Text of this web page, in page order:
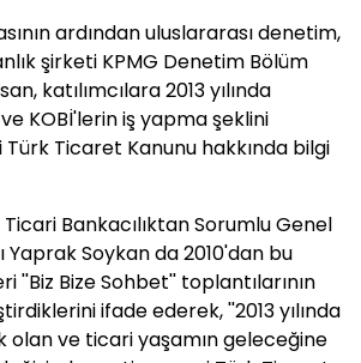
ardından uluslararası denetim,
şirketi KPMG Denetim Bölüm
katılımcılara 2013 yılında
KOBİ'lerin iş yapma şeklini
Ticaret Kanunu hakkında bilgi
Bankacılıktan Sorumlu Genel
Yaprak Soykan da 2010'dan bu
''Biz Bize Sohbet'' toplantılarının
ifade ederek, ''2013 yılında
olan ve ticari yaşamın geleceğine